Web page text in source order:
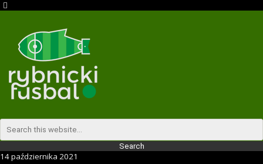
14 października 2021